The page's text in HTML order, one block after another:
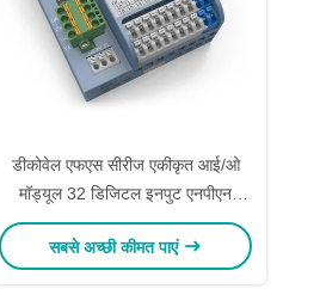
डीकोवेल एफएस सीरीज एकीकृत आई/ओ
मॉड्यूल 32 डिजिटल इनपुट एनपीएन
पीएनपी सीसी-लिंक के लिए
सबसे अच्छी कीमत पाएं